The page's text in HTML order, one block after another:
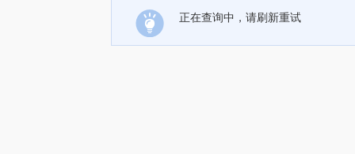
正在查询中，请刷新重试